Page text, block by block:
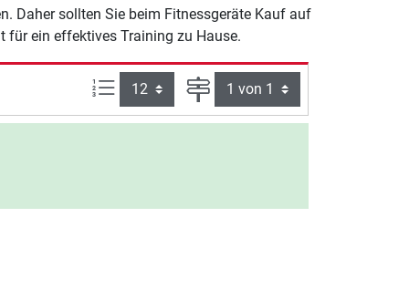
Daher sollten Sie beim Fitnessgeräte Kauf auf
ein effektives Training zu Hause.
Artikel pro Seite: Seite